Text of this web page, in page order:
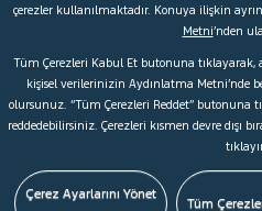
Çerez Tercihleri
çerezler kullanılmaktadır. Konuya ilişkin
Metni’nden
Tüm Çerezleri Kabul Et butonuna tıklayarak,
kişisel verilerinizin Aydınlatma Metni’nde
olursunuz. “Tüm Çerezleri Reddet” butonuna
reddedebilirsiniz. Çerezleri kısmen devre dışı
Çerez Ayarlarını Yönet
Tüm